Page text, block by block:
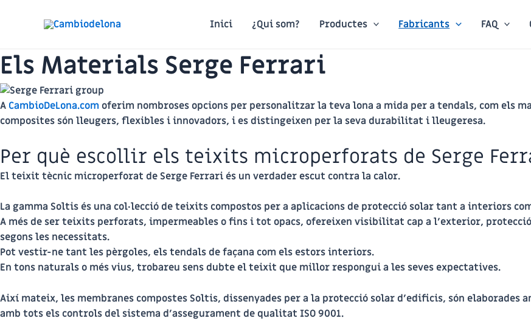
Inici ¿Qui som? Productes Fabricants FAQ
Els Materials Serge Ferrari
A CambioDeLona.com oferim nombroses opcions per personalitzar la teva lona a mida per a tendals, com els
composites són lleugers, flexibles i innovadors, i es distingeixen per la seva durabilitat i lleugeresa.
Per què escollir els teixits microperforats de Serge
El teixit tècnic microperforat de Serge Ferrari és un verdader escut contra la calor.
La gamma Soltis és una col·lecció de teixits compostos per a aplicacions de protecció solar tant a interiors
A més de ser teixits perforats, impermeables o fins i tot opacs, ofereixen visibilitat cap a l’exterior,
segons les necessitats.
Pot vestir-ne tant les pèrgoles, els tendals de façana com els estors interiors.
En tons naturals o més vius, trobareu sens dubte el teixit que millor respongui a les seves expectatives.
Així mateix, les membranes compostes Soltis, dissenyades per a la protecció solar d’edificis, són elaborades
amb tots els controls del sistema d’assegurament de qualitat ISO 9001.